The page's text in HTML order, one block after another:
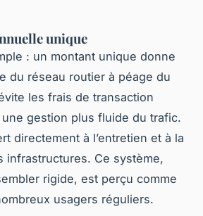
unique
: un montant unique donne
du réseau routier à péage du
les frais de transaction
gestion plus fluide du trafic.
directement à l’entretien et à la
infrastructures. Ce système,
rigide, est perçu comme
usagers réguliers.